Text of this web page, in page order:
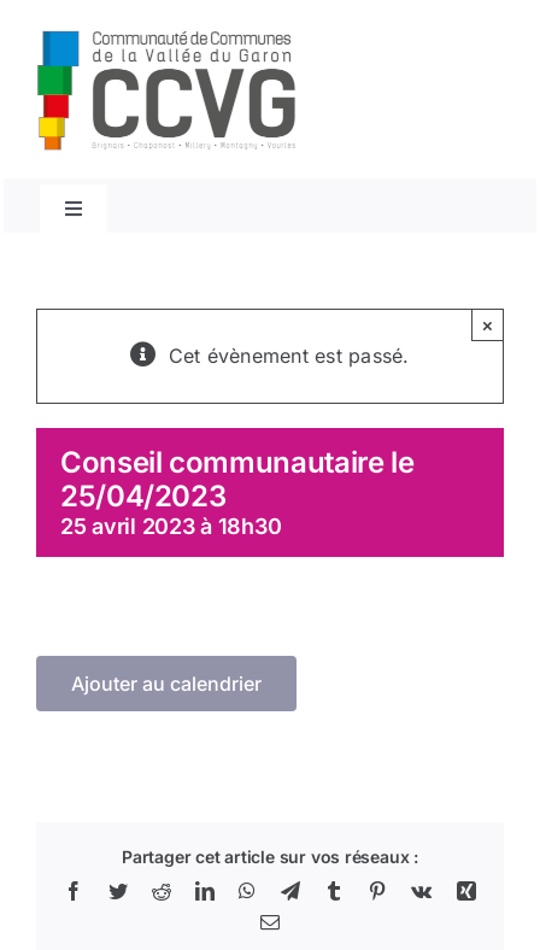
Navigation
Conseils Communautaires
Décisions du président
Décisions du Bureau
Cet évènement est passé.
×
Conseil communautaire le
25/04/2023
25 avril 2023 à 18h30
Ajouter au calendrier
Partager cet article sur vos réseaux :
Facebook
TwitterRedditLinkedInWhatsApp
TelegramTumblr Pinterest
Vk
Xing
Email